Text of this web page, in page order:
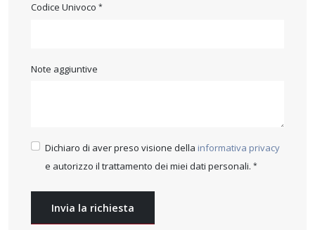
Codice Univoco
Note aggiuntive
Dichiaro di aver preso visione della informativa privacy
e autorizzo il trattamento dei miei dati personali.
Invia la richiesta